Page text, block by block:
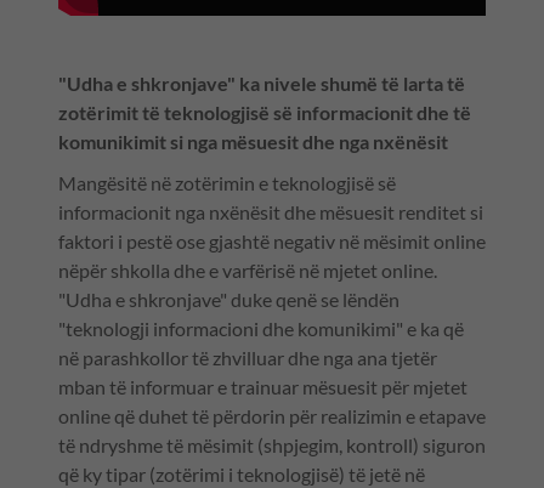
"Udha e shkronjave" ka nivele shumë të larta të
zotërimit të teknologjisë së informacionit dhe të
komunikimit si nga mësuesit dhe nga nxënësit
Mangësitë në zotërimin e teknologjisë së
informacionit nga nxënësit dhe mësuesit renditet si
faktori i pestë ose gjashtë negativ në mësimit online
nëpër shkolla dhe e varfërisë në mjetet online.
"Udha e shkronjave" duke qenë se lëndën
"teknologji informacioni dhe komunikimi" e ka që
në parashkollor të zhvilluar dhe nga ana tjetër
mban të informuar e trainuar mësuesit për mjetet
online që duhet të përdorin për realizimin e etapave
të ndryshme të mësimit (shpjegim, kontroll) siguron
që ky tipar (zotërimi i teknologjisë) të jetë në